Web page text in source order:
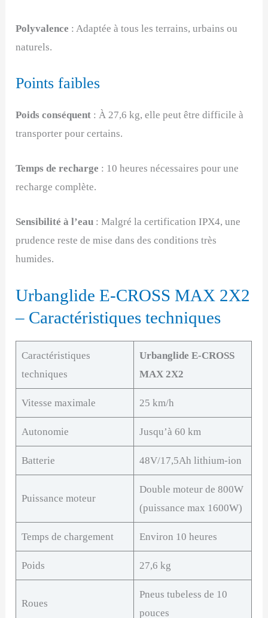
Polyvalence : Adaptée à tous les terrains, urbains ou
naturels.
Points faibles
Poids conséquent : À 27,6 kg, elle peut être difficile à
transporter pour certains.
Temps de recharge : 10 heures nécessaires pour une
recharge complète.
Sensibilité à l’eau : Malgré la certification IPX4, une
prudence reste de mise dans des conditions très
humides.
Urbanglide E-CROSS MAX 2X2
– Caractéristiques techniques
Caractéristiques
techniques
Urbanglide E-CROSS
MAX 2X2
Vitesse maximale 25 km/h
Autonomie Jusqu’à 60 km
Batterie 48V/17,5Ah lithium-ion
Puissance moteur
Double moteur de 800W
(puissance max 1600W)
Temps de chargement Environ 10 heures
Poids 27,6 kg
Roues
Pneus tubeless de 10
pouces